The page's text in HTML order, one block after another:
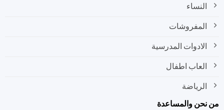
النساء
المفروشات
الادوات المدرسية
العاب اطفال
الرياضة
والمساعدة